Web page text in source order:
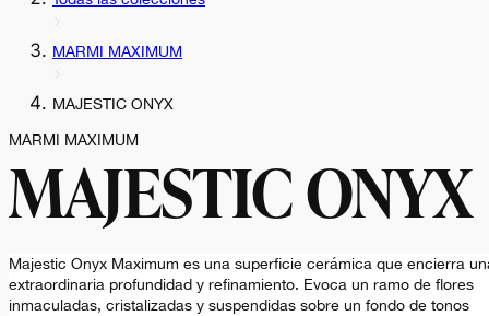
MARMI MAXIMUM
MAJESTIC ONYX
MARMI MAXIMUM
MAJESTIC ONYX
Majestic Onyx Maximum es una superficie cerámica que encierra
extraordinaria profundidad y refinamiento. Evoca un ramo de flores
inmaculadas, cristalizadas y suspendidas sobre un fondo de tonos